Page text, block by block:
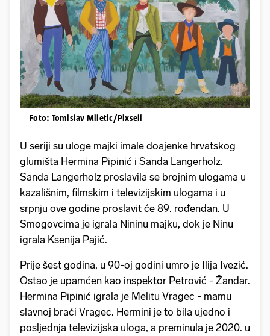
Foto: Tomislav Miletic/Pixsell
U seriji su uloge majki imale doajenke hrvatskog
glumišta Hermina Pipinić i Sanda Langerholz.
Sanda Langerholz proslavila se brojnim ulogama u
kazališnim, filmskim i televizijskim ulogama i u
srpnju ove godine proslavit će 89. rođendan. U
Smogovcima je igrala Nininu majku, dok je Ninu
igrala Ksenija Pajić.
Prije šest godina, u 90-oj godini umro je Ilija Ivezić.
Ostao je upamćen kao inspektor Petrović - Žandar.
Hermina Pipinić igrala je Melitu Vragec - mamu
slavnoj braći Vragec. Hermini je to bila ujedno i
posljednja televizijska uloga, a preminula je 2020. u